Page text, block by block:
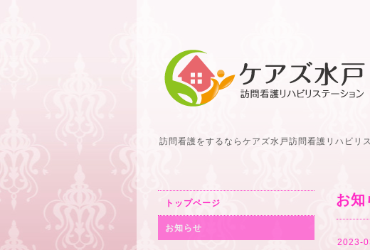
訪問看護をするならケアズ水戸訪問看護リハビリ
お知
2023-
トップページ
お知らせ